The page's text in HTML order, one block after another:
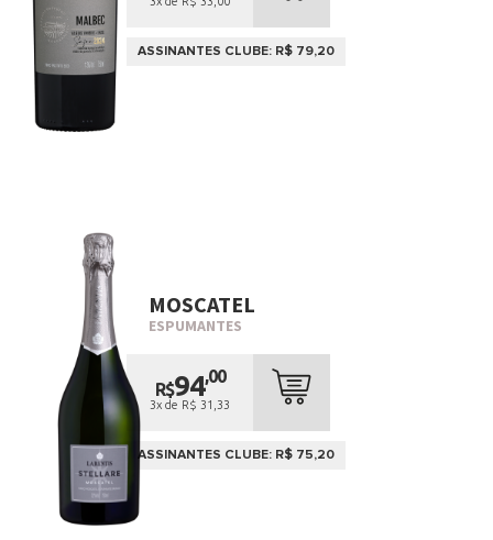
ASSINANTES CLUBE: R$ 79,20
MOSCATEL
ESPUMANTES
R$94,00
3x de R$ 31,33
ASSINANTES CLUBE: R$ 75,20